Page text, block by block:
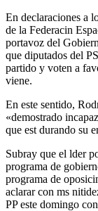
En declaraciones a
de la Federacin
portavoz del
que diputados del
partido y voten a
viene.
En este sentido,
«demostrado
que est durando su
Subray que el lder
programa de
programa de
aclarar con ms
PP este domingo